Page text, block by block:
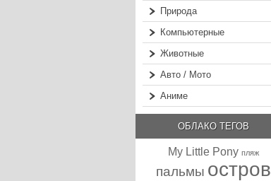
Природа
Компьютерные
Животные
Авто / Мото
Аниме
ОБЛАКО ТЕГОВ
My Little Pony пляж
пальмы остров